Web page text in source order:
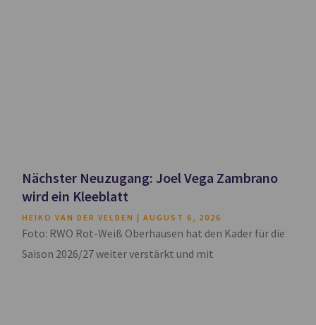
Nächster Neuzugang: Joel Vega Zambrano
wird ein Kleeblatt
HEIKO VAN DER VELDEN AUGUST 6, 2026
Foto: RWO Rot-Weiß Oberhausen hat den Kader für die
Saison 2026/27 weiter verstärkt und mit